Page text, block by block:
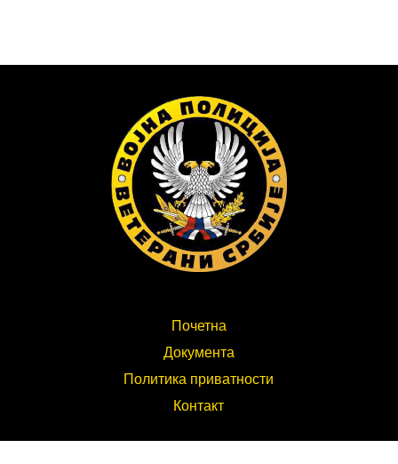
Почетна
Документа
Политика приватности
Контакт